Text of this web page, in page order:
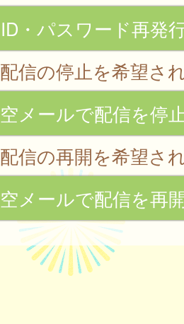
ID・パスワード再発
信の停止を希望さ
空メールで配信を停
信の再開を希望さ
空メールで配信を再